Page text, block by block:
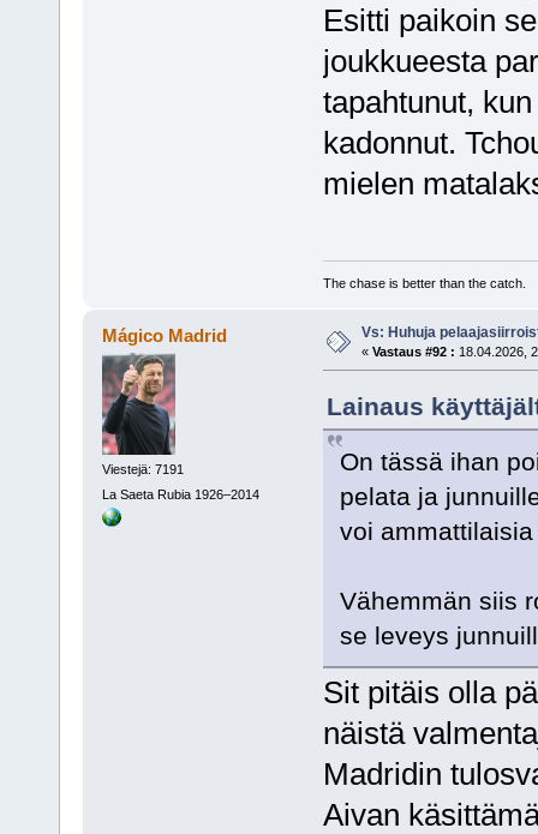
Esitti paikoin
joukkueesta
tapahtunut,
kadonnut.
mielen
The chase is better than the catch.
Mágico Madrid
Viestejä: 7191
La Saeta Rubia 1926–2014
Vs: Huhuja
« Vastaus #92 : 18.04.2026,
Lainaus
On tässä ihan
pelata ja
voi
Vähemmän siis
se leveys
Sit pitäis olla
näistä
Madridin
Aivan